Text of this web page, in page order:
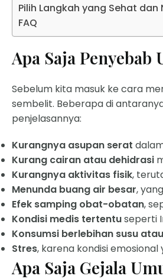
Pilih Langkah yang Sehat
FAQ
Apa Saja
Sebelum kita masuk ke cara
sembelit. Beberapa di
penjelasannya:
Kurangnya asupan serat
Kurang cairan atau dehidrasi
Kurangnya aktivitas fisik,
Menunda buang air besar,
Efek samping obat-obatan,
Kondisi medis tertentuseperti
Konsumsi berlebihan susu
Stres, karena kondisi
Apa Saja Gejala